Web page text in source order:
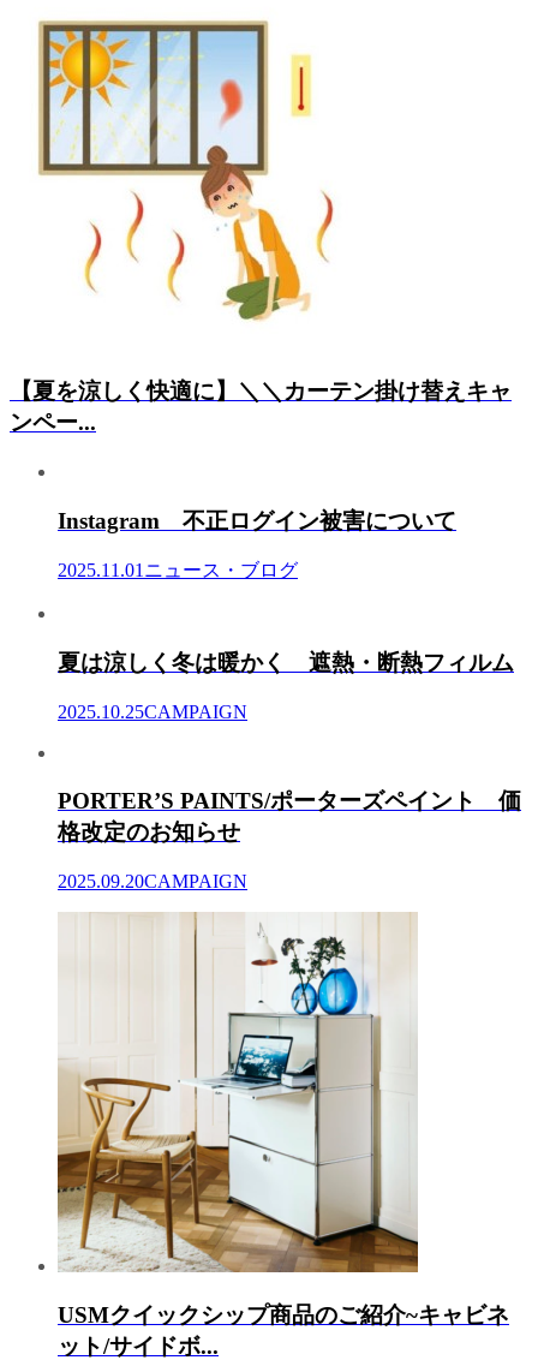
【夏を涼しく快適に】＼＼カーテン掛け替えキャ
ンペー...
Instagram 不正ログイン被害について
2025.11.01 ニュース・ブログ
夏は涼しく冬は暖かく 遮熱・断熱フィルム
2025.10.25CAMPAIGN
PORTER’S PAINTS/ポーターズペイント 価
格改定のお知らせ
2025.09.20CAMPAIGN
USMクイックシップ商品のご紹介~キャビネ
ット/サイドボ...